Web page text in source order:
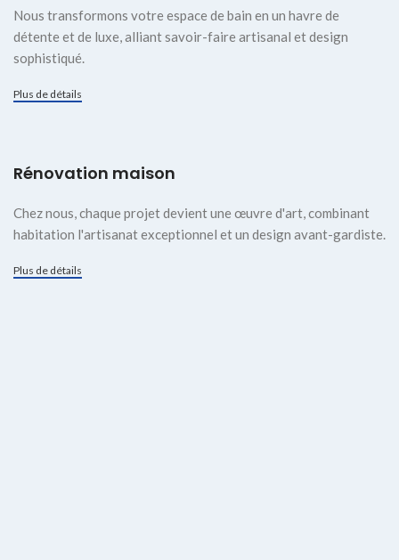
Nous transformons votre espace de bain en un havre de
détente et de luxe, alliant savoir-faire artisanal et design
sophistiqué.
Plus de détails
Rénovation maison
Chez nous, chaque projet devient une œuvre d'art, combinant
habitation l'artisanat exceptionnel et un design avant-gardiste.
Plus de détails